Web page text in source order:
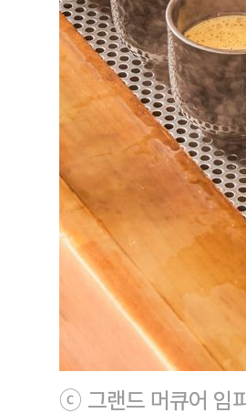
ⓒ 그랜드 머큐어 임